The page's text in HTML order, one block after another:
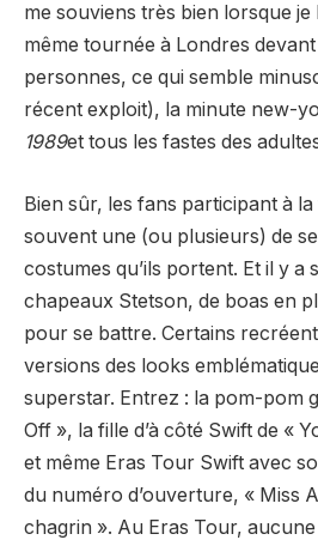
me souviens très bien lorsque je
même tournée à Londres
personnes, ce qui semble
récent exploit), la minute new-
1989et tous les fastes des
Bien sûr, les fans participant à
souvent une (ou plusieurs) de
costumes qu’ils portent. Et il y a
chapeaux Stetson, de boas en
pour se battre. Certains
versions des looks
superstar. Entrez : la pom-pom
Off », la fille d’à côté Swift de «
et même Eras Tour Swift avec
du numéro d’ouverture, « Miss
chagrin ». Au Eras Tour, aucune